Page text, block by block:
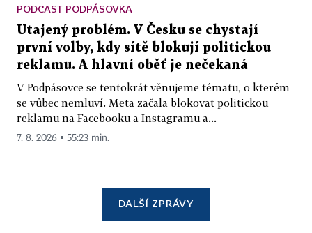
PODCAST PODPÁSOVKA
Utajený problém. V Česku se chystají
první volby, kdy sítě blokují politickou
reklamu. A hlavní oběť je nečekaná
V Podpásovce se tentokrát věnujeme tématu, o kterém
se vůbec nemluví. Meta začala blokovat politickou
reklamu na Facebooku a Instagramu a...
7. 8. 2026 ▪ 55:23 min.
DALŠÍ ZPRÁVY